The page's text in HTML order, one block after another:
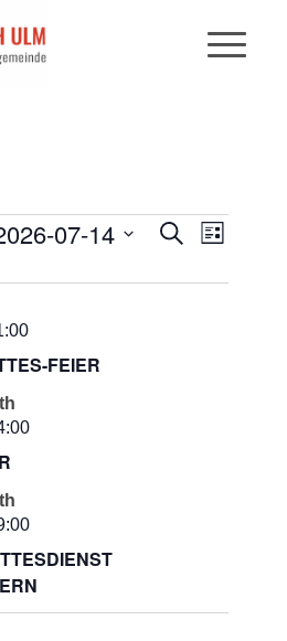
UND
Suche
Liste
07-14
FEIER